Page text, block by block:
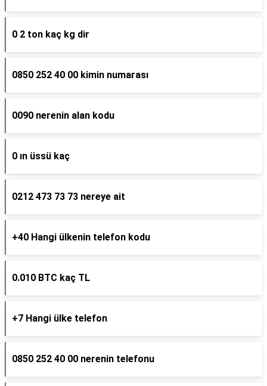
0 2 ton kaç kg dir
0850 252 40 00 kimin numarası
0090 nerenin alan kodu
0 ın üssü kaç
0212 473 73 73 nereye ait
+40 Hangi ülkenin telefon kodu
0.010 BTC kaç TL
+7 Hangi ülke telefon
0850 252 40 00 nerenin telefonu